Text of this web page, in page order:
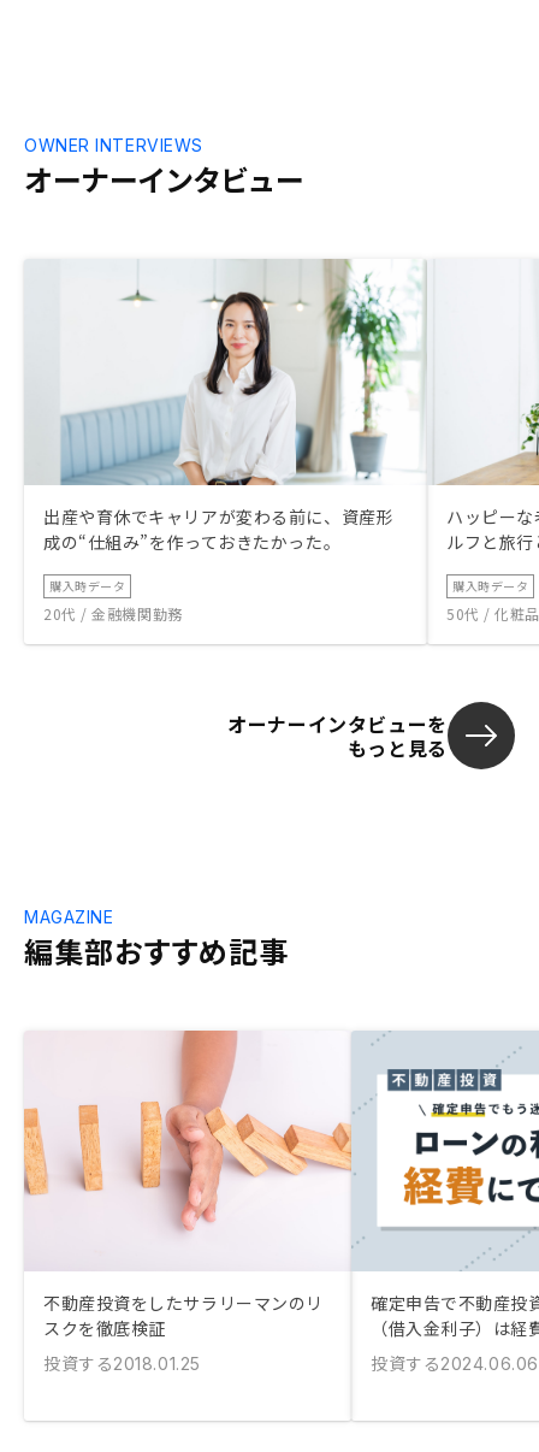
オーナーインタビュー
OWNER INTERVIEWS
出産や育休でキャリアが変わる前に、資産形
成の“仕組み”を作っておきたかった。
購入時データ
20代 / 金融機関勤務
ハッピー
ルフと旅
購入時データ
50代 / 化粧
オーナーインタビューを
もっと見る
編集部おすすめ記事
MAGAZINE
不動産投資をしたサラリーマンのリ
スクを徹底検証
投資する2018.01.25
確定申告で不動産投
（借入金利子）は
投資する2024.06.06